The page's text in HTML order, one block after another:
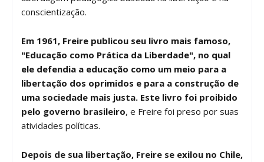
conscientização.
Em 1961, Freire publicou seu livro mais famoso,
"Educação como Prática da Liberdade", no qual
ele defendia a educação como um meio para a
libertação dos oprimidos e para a construção de
uma sociedade mais justa. Este livro foi proibido
pelo governo brasileiro, e Freire foi preso por suas
atividades políticas.
Depois de sua libertação, Freire se exilou no Chile,